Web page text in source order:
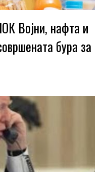
Војни, нафта и
бура за